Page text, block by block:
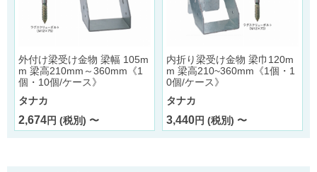
外付け梁受け金物 梁幅 105m
m 梁高210mm～360mm《1
個・10個/ケース》
タナカ
2,674円 (税別) 〜
内折り梁受け金物 梁巾120m
m 梁高210~360mm《1個・1
0個/ケース》
タナカ
3,440円 (税別) 〜